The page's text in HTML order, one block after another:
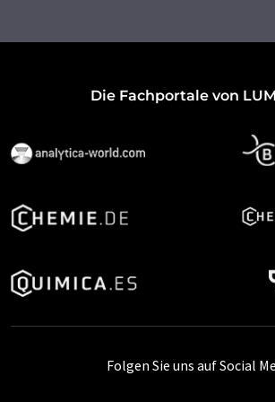
Die Fachportale von
Folgen Sie uns auf Social